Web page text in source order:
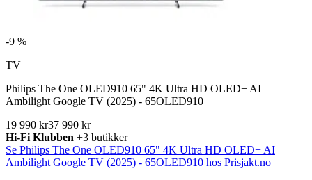
-9 %
TV
Philips The One OLED910 65" 4K Ultra HD OLED+ AI
Ambilight Google TV (2025) - 65OLED910
19 990 kr37 990 kr
Hi-Fi Klubben +3 butikker
Se Philips The One OLED910 65" 4K Ultra HD OLED+ AI
Ambilight Google TV (2025) - 65OLED910 hos Prisjakt.no